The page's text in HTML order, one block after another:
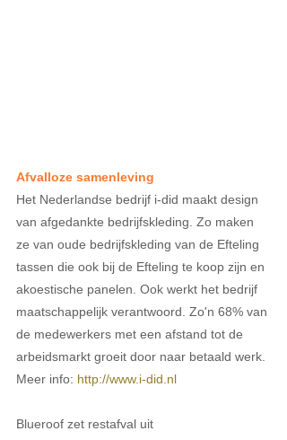
Afvalloze samenleving
Het Nederlandse bedrijf i-did maakt design
van afgedankte bedrijfskleding. Zo maken
ze van oude bedrijfskleding van de Efteling
tassen die ook bij de Efteling te koop zijn en
akoestische panelen. Ook werkt het bedrijf
maatschappelijk verantwoord. Zo'n 68% van
de medewerkers met een afstand tot de
arbeidsmarkt groeit door naar betaald werk.
Meer info: http://www.i-did.nl
Blueroof zet restafval uit